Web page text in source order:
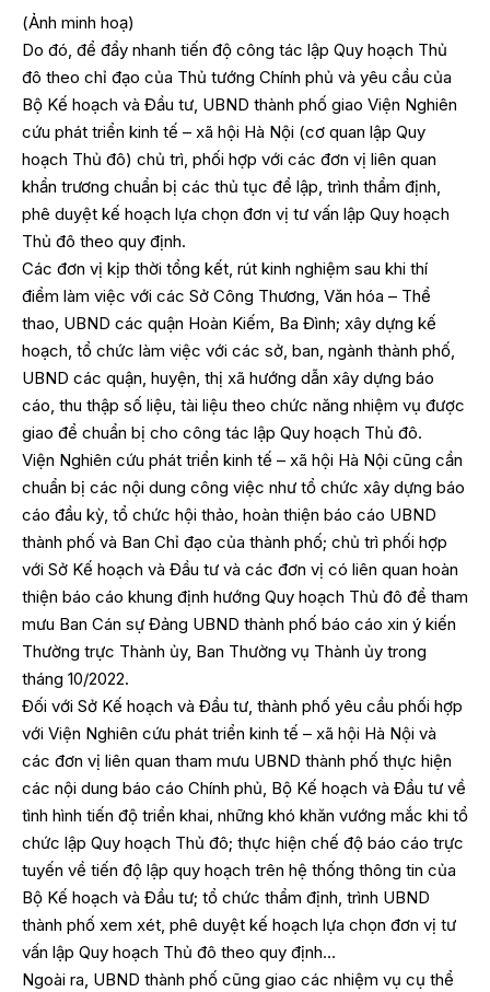
(Ảnh minh hoạ)
Do đó, để đẩy nhanh tiến độ công tác lập Quy hoạch Thủ
đô theo chỉ đạo của Thủ tướng Chính phủ và yêu cầu của
Bộ Kế hoạch và Đầu tư, UBND thành phố giao Viện Nghiên
cứu phát triển kinh tế – xã hội Hà Nội (cơ quan lập Quy
hoạch Thủ đô) chủ trì, phối hợp với các đơn vị liên quan
khẩn trương chuẩn bị các thủ tục để lập, trình thẩm định,
phê duyệt kế hoạch lựa chọn đơn vị tư vấn lập Quy hoạch
Thủ đô theo quy định.
Các đơn vị kịp thời tổng kết, rút kinh nghiệm sau khi thí
điểm làm việc với các Sở Công Thương, Văn hóa – Thể
thao, UBND các quận Hoàn Kiếm, Ba Đình; xây dựng kế
hoạch, tổ chức làm việc với các sở, ban, ngành thành phố,
UBND các quận, huyện, thị xã hướng dẫn xây dựng báo
cáo, thu thập số liệu, tài liệu theo chức năng nhiệm vụ được
giao để chuẩn bị cho công tác lập Quy hoạch Thủ đô.
Viện Nghiên cứu phát triển kinh tế – xã hội Hà Nội cũng cần
chuẩn bị các nội dung công việc như tổ chức xây dựng báo
cáo đầu kỳ, tổ chức hội thảo, hoàn thiện báo cáo UBND
thành phố và Ban Chỉ đạo của thành phố; chủ trì phối hợp
với Sở Kế hoạch và Đầu tư và các đơn vị có liên quan hoàn
thiện báo cáo khung định hướng Quy hoạch Thủ đô để tham
mưu Ban Cán sự Đảng UBND thành phố báo cáo xin ý kiến
Thường trực Thành ủy, Ban Thường vụ Thành ủy trong
tháng 10/2022.
Đối với Sở Kế hoạch và Đầu tư, thành phố yêu cầu phối hợp
với Viện Nghiên cứu phát triển kinh tế – xã hội Hà Nội và
các đơn vị liên quan tham mưu UBND thành phố thực hiện
các nội dung báo cáo Chính phủ, Bộ Kế hoạch và Đầu tư về
tình hình tiến độ triển khai, những khó khăn vướng mắc khi tổ
chức lập Quy hoạch Thủ đô; thực hiện chế độ báo cáo trực
tuyến về tiến độ lập quy hoạch trên hệ thống thông tin của
Bộ Kế hoạch và Đầu tư; tổ chức thẩm định, trình UBND
thành phố xem xét, phê duyệt kế hoạch lựa chọn đơn vị tư
vấn lập Quy hoạch Thủ đô theo quy định…
Ngoài ra, UBND thành phố cũng giao các nhiệm vụ cụ thể